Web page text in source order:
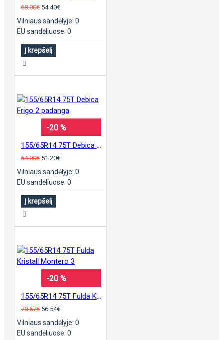
68.00€ 54.40€
Vilniaus sandėlyje: 0
EU sandėliuose: 0
Į krepšelį
-20 %
155/65R14 75T Debica Frigo 2 padanga
64.00€ 51.20€
Vilniaus sandėlyje: 0
EU sandėliuose: 0
Į krepšelį
-20 %
155/65R14 75T Fulda Kristall Montero 3
70.67€ 56.54€
Vilniaus sandėlyje: 0
EU sandėliuose: 0